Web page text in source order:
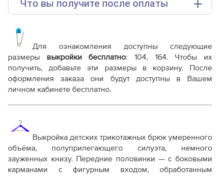
Что вы получите после оплаты
Выкройка PDF для печати на принтере A4 или
плоттере A0 с шириной печати 810мм в зависимости
от выбора формата
Инструкция-брюки--Ники434.pdf
Дополнительные файлы:
Терминология машинных работ
Дополнение к технологии пошива
Как распечатывать выкройки
Как скорректировать готовую выкройку по росту
Для ознакомления доступны следующие
размеры
выкройки бесплатно: 104, 164. Чтобы их
получить, добавьте эти размеры в корзину. После
оформления заказа они будут доступны в Вашем
личном кабинете бесплатно.
Выкройка детских трикотажных брюк умеренного
объёма, полуприлегающего силуэта, немного
зауженных книзу. Передние половинки — с боковыми
карманами с фигурным входом, обработанным